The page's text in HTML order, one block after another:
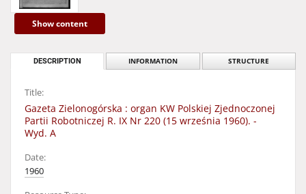
Show content
DESCRIPTION INFORMATION STRUCTURE
Title:
Gazeta Zielonogórska : organ KW Polskiej Zjednoczonej
Partii Robotniczej R. IX Nr 220 (15 września 1960). -
Wyd. A
Date:
1960